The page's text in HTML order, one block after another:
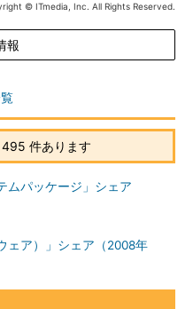
© ITmedia, Inc. All Rights Reserved.
報
件あります
ムパッケージ」シェア
ェア）」シェア（2008年